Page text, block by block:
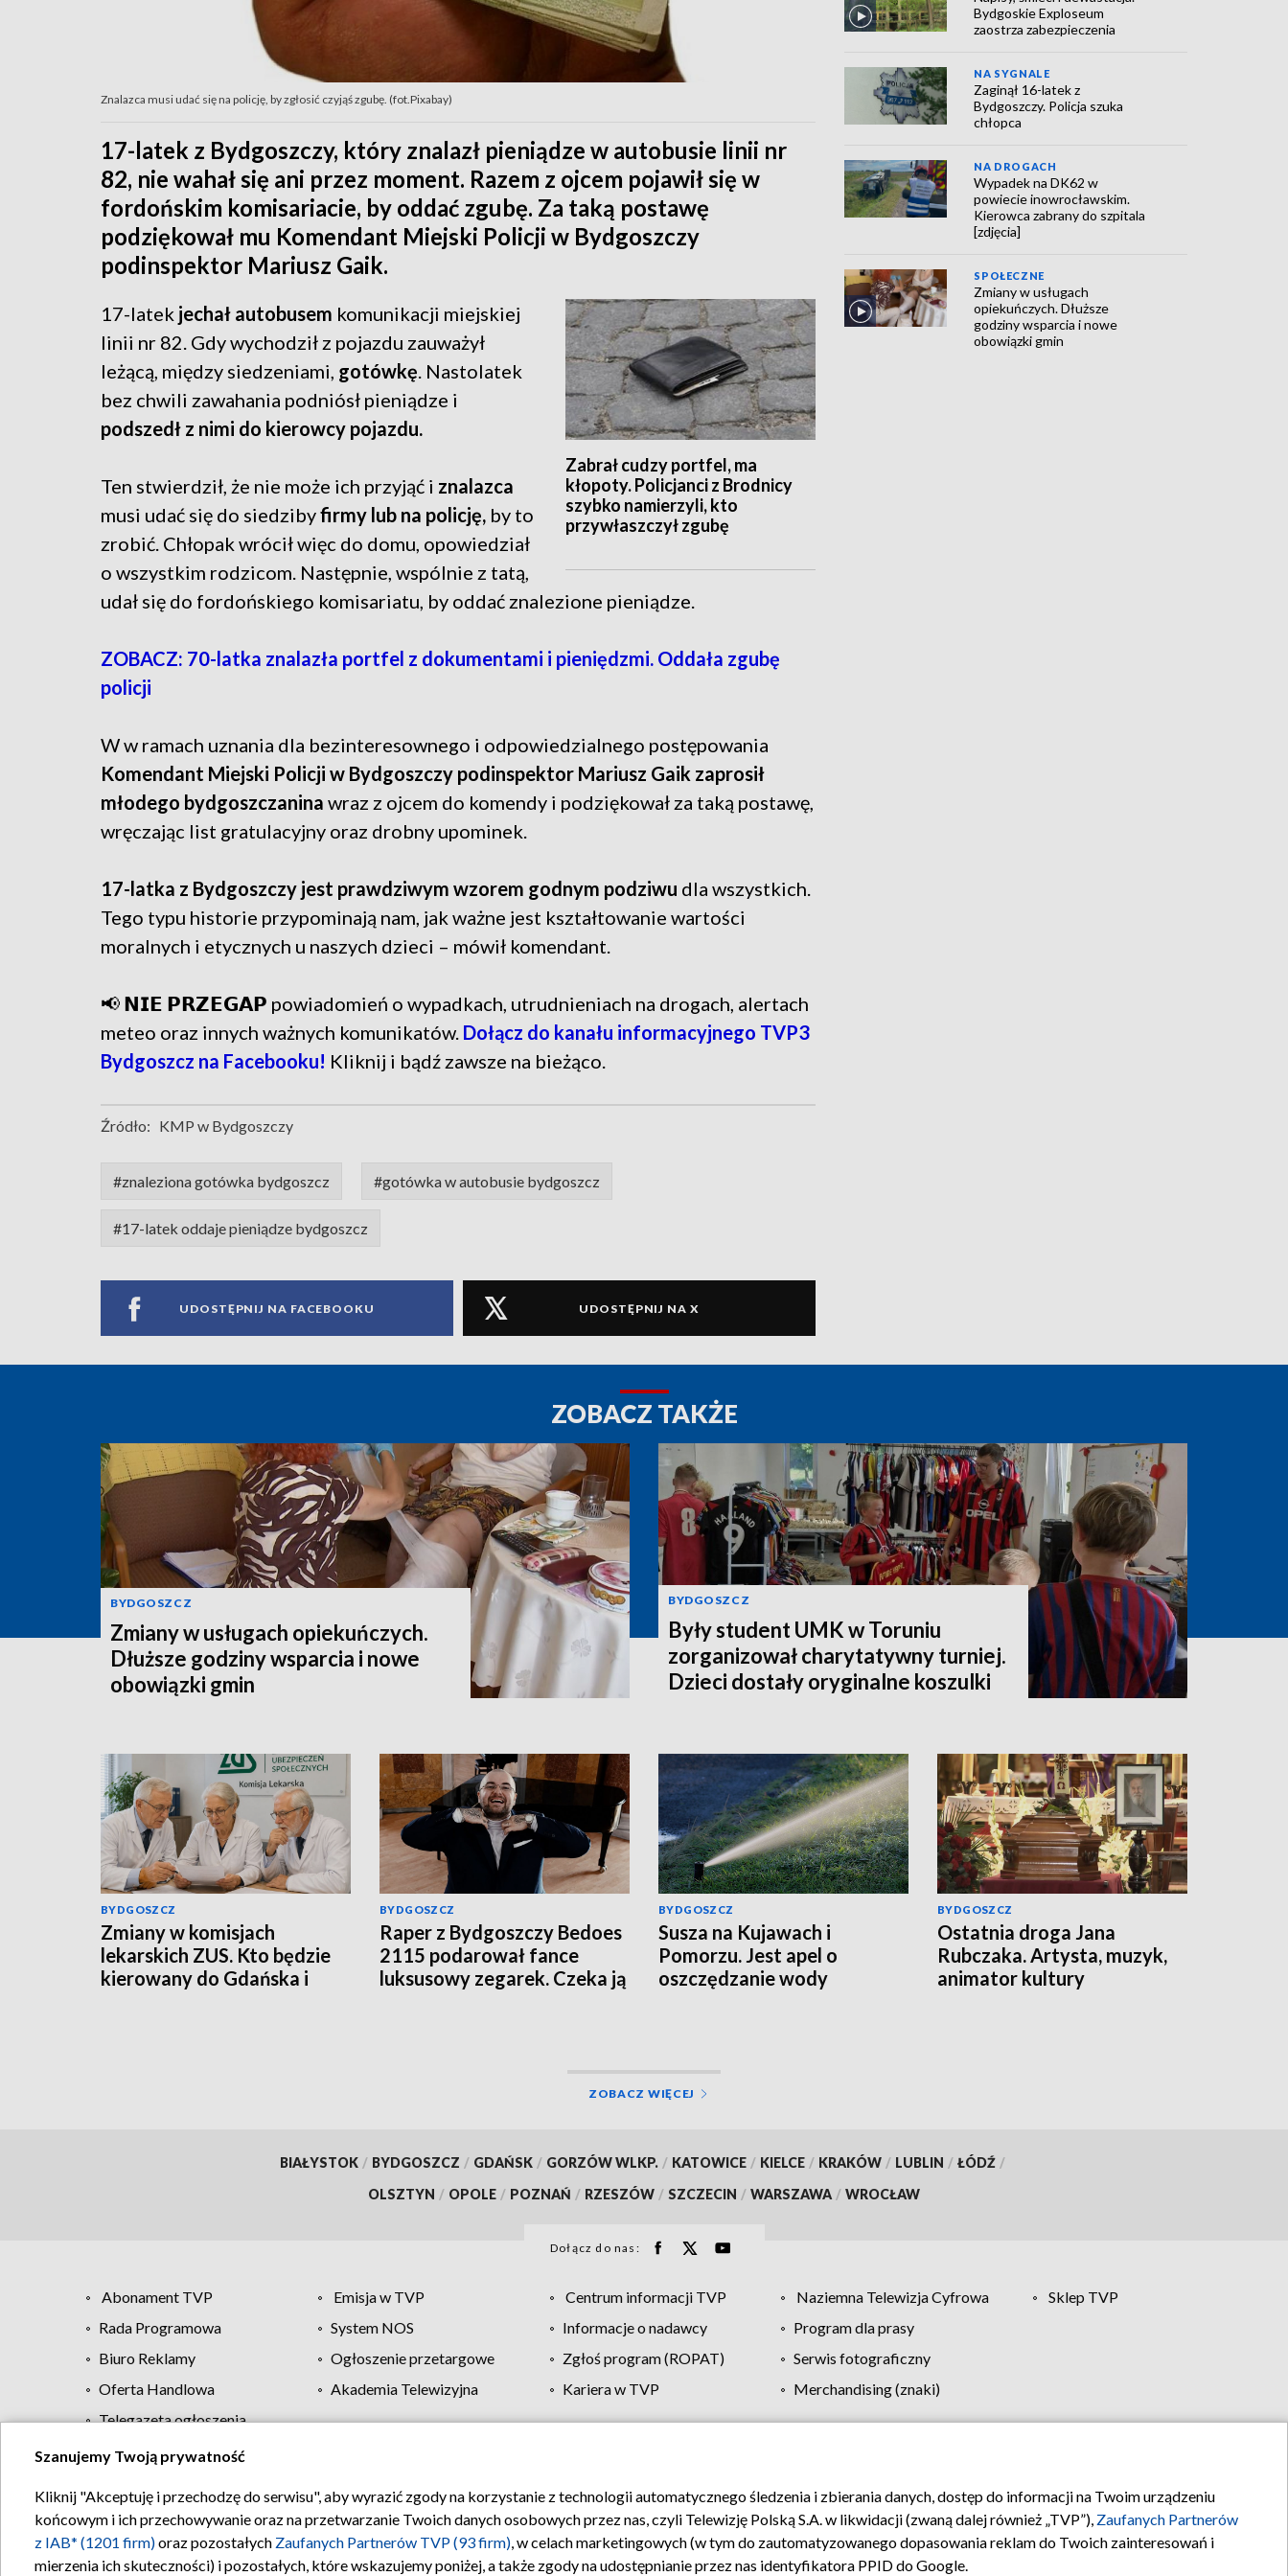
Znalazca musi udać się na policję, by zgłosić czyjąś zgubę. (fot.Pixabay)
17-latek z Bydgoszczy, który znalazł pieniądze w autobusie linii nr
82, nie wahał się ani przez moment. Razem z ojcem pojawił się w
fordońskim komisariacie, by oddać zgubę. Za taką postawę
podziękował mu Komendant Miejski Policji w Bydgoszczy
podinspektor Mariusz Gaik.
Zabrał cudzy portfel, ma
kłopoty. Policjanci z Brodnicy
szybko namierzyli, kto
przywłaszczył zgubę
17-latek jechał autobusem komunikacji miejskiej
linii nr 82. Gdy wychodził z pojazdu zauważył
leżącą, między siedzeniami, gotówkę. Nastolatek
bez chwili zawahania podniósł pieniądze i
podszedł z nimi do kierowcy pojazdu.
Ten stwierdził, że nie może ich przyjąć i znalazca
musi udać się do siedzibyfirmy lub na policję, by to
zrobić. Chłopak wrócił więc do domu, opowiedział
o wszystkim rodzicom. Następnie, wspólnie z tatą,
udał się do fordońskiego komisariatu, by oddać znalezione pieniądze.
ZOBACZ: 70-latka znalazła portfel z dokumentami i pieniędzmi. Oddała zgubę
policji
W w ramach uznania dla bezinteresownego i odpowiedzialnego postępowania
Komendant Miejski Policji w Bydgoszczy podinspektor Mariusz Gaik zaprosił
młodego bydgoszczanina wraz z ojcem do komendy i podziękował za taką postawę,
wręczając list gratulacyjny oraz drobny upominek.
17-latka z Bydgoszczy jest prawdziwym wzorem godnym podziwu dla wszystkich.
Tego typu historie przypominają nam, jak ważne jest kształtowanie wartości
moralnych i etycznych u naszych dzieci – mówił komendant.
📢 𝗡𝗜𝗘 𝗣𝗥𝗭𝗘𝗚𝗔𝗣 powiadomień o wypadkach, utrudnieniach na drogach, alertach
meteo oraz innych ważnych komunikatów. Dołącz do kanału informacyjnego TVP3
Bydgoszcz na Facebooku! Kliknij i bądź zawsze na bieżąco.
Źródło: KMP w Bydgoszczy
#znaleziona gotówka bydgoszcz #gotówka w autobusie bydgoszcz
#17-latek oddaje pieniądze bydgoszcz
UDOSTĘPNIJ NA FACEBOOKU UDOSTĘPNIJ NA X
Bydgoskie Exploseum
zaostrza zabezpieczenia
NA SYGNALE
Zaginął 16-latek z
Bydgoszczy. Policja szuka
chłopca
NA DROGACH
Wypadek na DK62 w
powiecie inowrocławskim.
Kierowca zabrany do szpitala
[zdjęcia]
SPOŁECZNE
Zmiany w usługach
opiekuńczych. Dłuższe
godziny wsparcia i nowe
obowiązki gmin
ZOBACZ TAKŻE
BYDGOSZCZ
Zmiany w usługach opiekuńczych.
Dłuższe godziny wsparcia i nowe
obowiązki gmin
BYDGOSZCZ
Były student UMK w Toruniu
zorganizował charytatywny turniej.
Dzieci dostały oryginalne koszulki
BYDGOSZCZ
Zmiany w komisjach
lekarskich ZUS. Kto będzie
kierowany do Gdańska i
BYDGOSZCZ
Raper z Bydgoszczy Bedoes
2115 podarował fance
luksusowy zegarek. Czeka ją
BYDGOSZCZ
Susza na Kujawach i
Pomorzu. Jest apel o
oszczędzanie wody
BYDGOSZCZ
Ostatnia droga Jana
Rubczaka. Artysta, muzyk,
animator kultury
ZOBACZ WIĘCEJ
BIAŁYSTOK / BYDGOSZCZ / GDAŃSK / GORZÓW WLKP. / KATOWICE / KIELCE / KRAKÓW / LUBLIN / ŁÓDŹ /
OLSZTYN / OPOLE / POZNAŃ / RZESZÓW / SZCZECIN / WARSZAWA / WROCŁAW
Dołącz do nas:
Abonament TVP Emisja w TVP Centrum informacji TVP Naziemna Telewizja Cyfrowa
Sklep TVP
Rada Programowa
System NOS Informacje o nadawcy
Program dla prasy
Biuro Reklamy
Ogłoszenie przetargowe Zgłoś program (ROPAT)
Serwis fotograficzny
Oferta Handlowa
Akademia Telewizyjna Kariera w TVP
Merchandising (znaki)
Telegazeta ogłoszenia
Regulamin TVP Polityka prywatności Moje zgody Pomoc Biuro reklamy Kontakt
Szanujemy Twoją prywatność
Kliknij "Akceptuję i przechodzę do serwisu", aby wyrazić zgody na korzystanie z technologii automatycznego śledzenia i zbierania danych, dostęp do informacji na Twoim urządzeniu
końcowym i ich przechowywanie oraz na przetwarzanie Twoich danych osobowych przez nas, czyli Telewizję Polską S.A. w likwidacji (zwaną dalej również „TVP”), Zaufanych Partnerów
z IAB* (1201 firm)oraz pozostałych Zaufanych Partnerów TVP (93 firm), w celach marketingowych (w tym do zautomatyzowanego dopasowania reklam do Twoich zainteresowań i
mierzenia ich skuteczności) i pozostałych, które wskazujemy poniżej, a także zgody na udostępnianie przez nas identyfikatora PPID do Google.